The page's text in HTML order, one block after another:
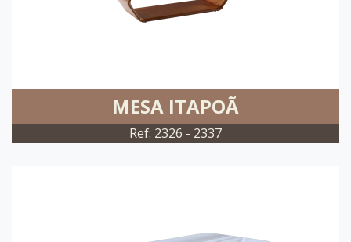
MESA ITAPOÃ
Ref: 2326 - 2337